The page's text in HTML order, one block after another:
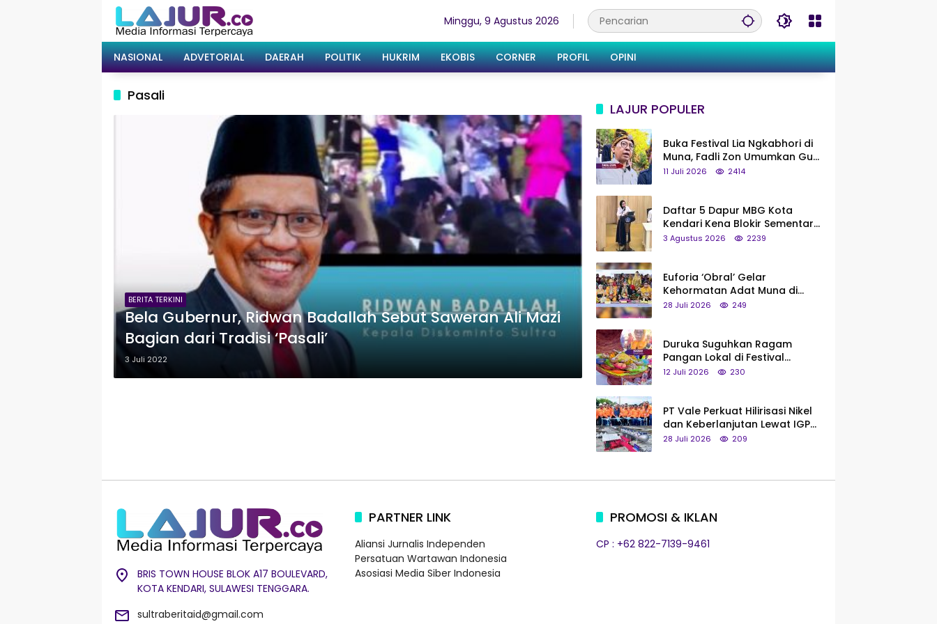
Minggu, 9 Agustus 2026
NASIONAL ADVETORIAL DAERAH POLITIK HUKRIM EKOBIS CORNER PROFIL OPINI
Pasali
BERITA TERKINI
Bela Gubernur, Ridwan Badallah Sebut Saweran Ali Mazi
Bagian dari Tradisi ‘Pasali’
3 Juli 2022
LAJUR POPULER
Buka Festival Lia Ngkabhori di
Muna, Fadli Zon Umumkan Gua
Metanduno Segera Naik Status
11 Juli 2026 2414
Daftar 5 Dapur MBG Kota
Kendari Kena Blokir Sementara
dari Pusat
3 Agustus 2026 2239
Euforia ‘Obral’ Gelar
Kehormatan Adat Muna di
Silaturahmi KKMM, Ridwan Bae:
28 Juli 2026 249
Duruka Suguhkan Ragam
Pangan Lokal di Festival
Liangkobhori, Dari Umbi Rebus
12 Juli 2026 230
PT Vale Perkuat Hilirisasi Nikel
dan Keberlanjutan Lewat IGP
Morowali
28 Juli 2026 209
BRIS TOWN HOUSE BLOK A17 BOULEVARD,
KOTA KENDARI, SULAWESI TENGGARA.
sultraberitaid@gmail.com
PARTNER LINK
Aliansi Jurnalis Independen
Persatuan Wartawan Indonesia
Asosiasi Media Siber Indonesia
PROMOSI & IKLAN
CP : +62 822-7139-9461